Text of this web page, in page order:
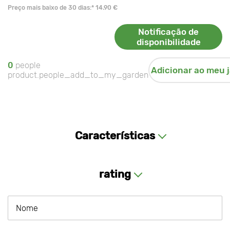
Preço mais baixo de 30 dias:* 14.90 €
Notificação de
disponibilidade
0 people
product.people_add_to_my_garden Adicionar ao meu
Características
rating